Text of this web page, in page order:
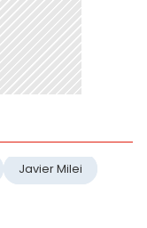
Javier Milei